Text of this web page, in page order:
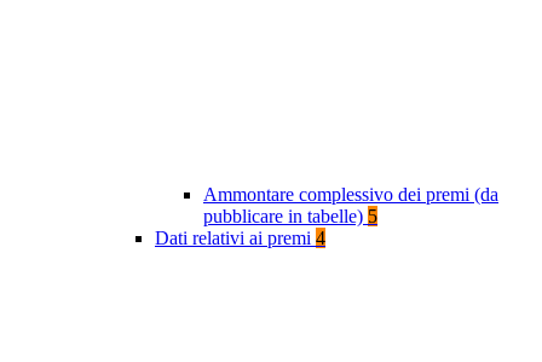
Ammontare complessivo dei premi (da
pubblicare in tabelle) 5
Dati relativi ai premi 4